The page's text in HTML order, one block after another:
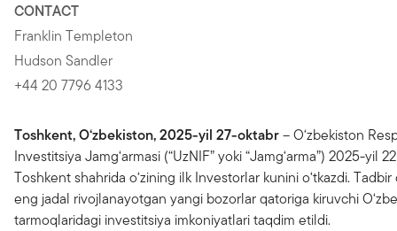
CONTACT
Franklin Templeton
Hudson Sandler
+44 20 7796 4133
Toshkent, O‘zbekiston, 2025-yil 27-oktabr– O‘zbekiston
Investitsiya Jamg‘armasi (“UzNIF” yoki “Jamg‘arma”) 2025-yil
Toshkent shahrida o‘zining ilk Investorlar kunini o‘tkazdi.
eng jadal rivojlanayotgan yangi bozorlar qatoriga kiruvchi
tarmoqlaridagi investitsiya imkoniyatlari taqdim etildi.